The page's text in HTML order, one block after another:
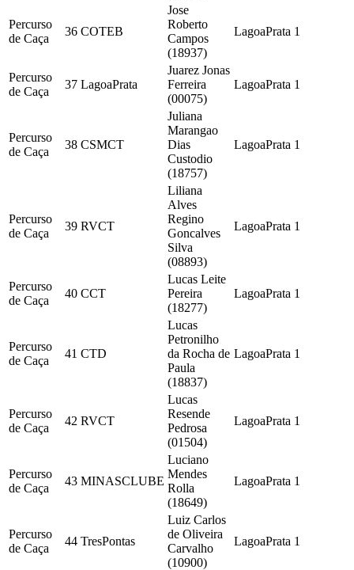
Percurso
de Caça
36 COTEB
Jose
Roberto
Campos
(18937)
LagoaPrata 1
Percurso
de Caça
37 LagoaPrata
Juarez Jonas
Ferreira
(00075)
LagoaPrata 1
Percurso
de Caça
38 CSMCT
Juliana
Marangao
Dias
Custodio
(18757)
LagoaPrata 1
Percurso
de Caça
39 RVCT
Liliana
Alves
Regino
Goncalves
Silva
(08893)
LagoaPrata 1
Percurso
de Caça
40 CCT
Lucas Leite
Pereira
(18277)
LagoaPrata 1
Percurso
de Caça
41 CTD
Lucas
Petronilho
da Rocha de
Paula
(18837)
LagoaPrata 1
Percurso
de Caça
42 RVCT
Lucas
Resende
Pedrosa
(01504)
LagoaPrata 1
Percurso
de Caça
43 MINASCLUBE
Luciano
Mendes
Rolla
(18649)
LagoaPrata 1
Percurso
de Caça
44 TresPontas
Luiz Carlos
de Oliveira
Carvalho
(10900)
LagoaPrata 1